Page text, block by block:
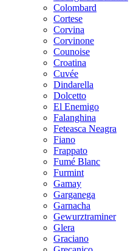
Colombard
Cortese
Corvina
Corvinone
Counoise
Croatina
Cuvée
Dindarella
Dolcetto
El Enemigo
Falanghina
Feteasca Neagra
Fiano
Frappato
Fumé Blanc
Furmint
Gamay
Garganega
Garnacha
Gewurztraminer
Glera
Graciano